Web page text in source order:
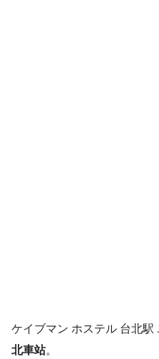
ケイブマン ホステル 台北
北車站。